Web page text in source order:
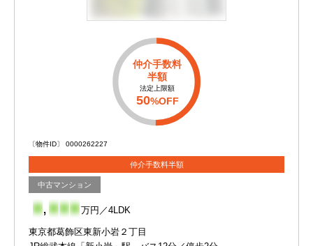
仲介手数料
半額
法定上限額
50%OFF
〔物件ID〕 0000262227
仲介手数料半額
中古マンション
- ,- - - 万円／4LDK
東京都葛飾区東新小岩２丁目